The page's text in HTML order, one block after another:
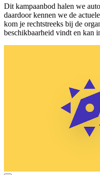
Dit kampaanbod halen we
daardoor kennen we de
kom je rechtstreeks bij de
beschikbaarheid vindt en kan